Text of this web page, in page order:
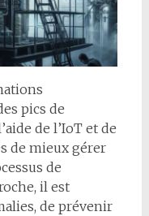
pics de
de l’IoT et de
de mieux gérer
de
il est
de prévenir